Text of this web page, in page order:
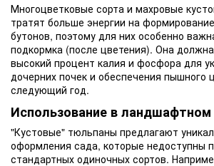
Многоцветковые сорта и махровые
тратят больше энергии на
бутонов, поэтому для них особенно
подкормка (после цветения). Она
высокий процент калия и фосфора для
дочерних почек и обеспечения пышного
следующий год.
Использование в ландшафтном
"Кустовые" тюльпаны предлагают
оформления сада, которые недоступны
стандартных одиночных сортов.